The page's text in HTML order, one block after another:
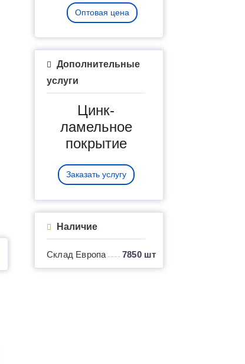
Оптовая цена
Дополнительные
услуги
Цинк-
ламельное
покрытие
Заказать услугу
Наличие
Склад Европа 7850 шт